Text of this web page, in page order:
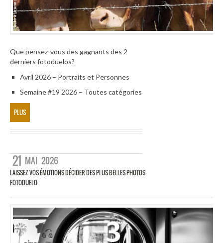
Que pensez-vous des gagnants des 2
derniers fotoduelos?
Avril 2026 – Portraits et Personnes
Semaine #19 2026 – Toutes catégories
PLUS
21 MAI 2026
LAISSEZ VOS ÉMOTIONS DÉCIDER DES PLUS BELLES PHOTOS
FOTODUELO